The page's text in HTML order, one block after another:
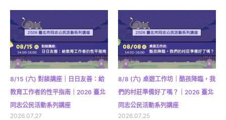
8/15 (六) 對談講座｜日日友善：給
教育工作者的性平指南｜2026 臺北
同志公民活動系列講座
2026.07.27
8/8 (六) 桌遊工作坊｜酷孩降臨，我
們的村莊準備好了嗎？｜2026 臺北
同志公民活動系列講座
2026.07.25